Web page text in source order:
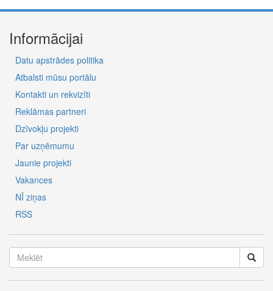
Informācijai
Datu apstrādes politika
Atbalsti mūsu portālu
Kontakti un rekvizīti
Reklāmas partneri
Dzīvokļu projekti
Par uzņēmumu
Jaunie projekti
Vakances
NĪ ziņas
RSS